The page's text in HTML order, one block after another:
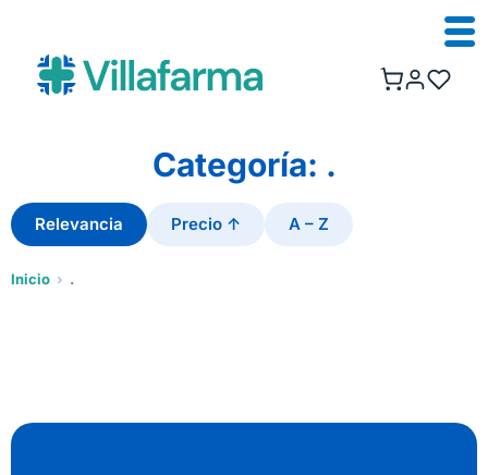
Categoría: .
Relevancia Precio ↑ A – Z
Inicio › .